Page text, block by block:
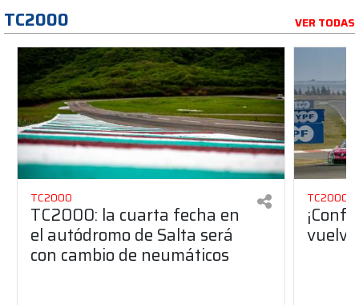
TC2000 VER TODAS
TC2000
TC2000: la cuarta fecha en
el autódromo de Salta será
con cambio de neumáticos
TC2000